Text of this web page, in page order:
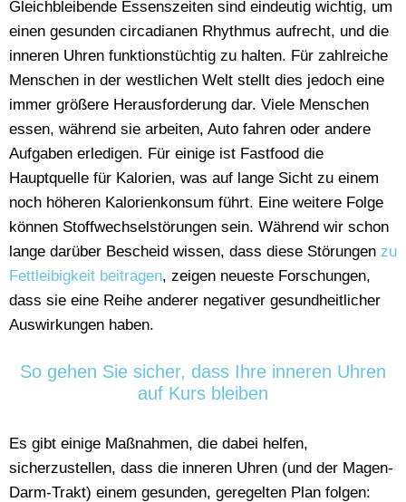
Gleichbleibende Essenszeiten sind eindeutig wichtig, um
einen gesunden circadianen Rhythmus aufrecht, und die
inneren Uhren funktionstüchtig zu halten. Für zahlreiche
Menschen in der westlichen Welt stellt dies jedoch eine
immer größere Herausforderung dar. Viele Menschen
essen, während sie arbeiten, Auto fahren oder andere
Aufgaben erledigen. Für einige ist Fastfood die
Hauptquelle für Kalorien, was auf lange Sicht zu einem
noch höheren Kalorienkonsum führt. Eine weitere Folge
können Stoffwechselstörungen sein. Während wir schon
lange darüber Bescheid wissen, dass diese Störungen zu
Fettleibigkeit beitragen, zeigen neueste Forschungen,
dass sie eine Reihe anderer negativer gesundheitlicher
Auswirkungen haben.
So gehen Sie sicher, dass Ihre inneren Uhren
auf Kurs bleiben
Es gibt einige Maßnahmen, die dabei helfen,
sicherzustellen, dass die inneren Uhren (und der Magen-
Darm-Trakt) einem gesunden, geregelten Plan folgen: